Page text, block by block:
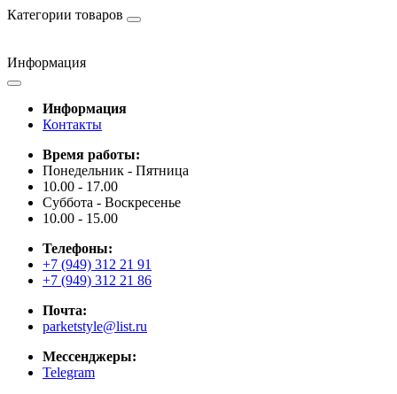
Категории товаров
Информация
Информация
Контакты
Время работы:
Понедельник - Пятница
10.00 - 17.00
Суббота - Воскресенье
10.00 - 15.00
Телефоны:
+7 (949) 312 21 91
+7 (949) 312 21 86
Почта:
parketstyle@list.ru
Мессенджеры:
Telegram